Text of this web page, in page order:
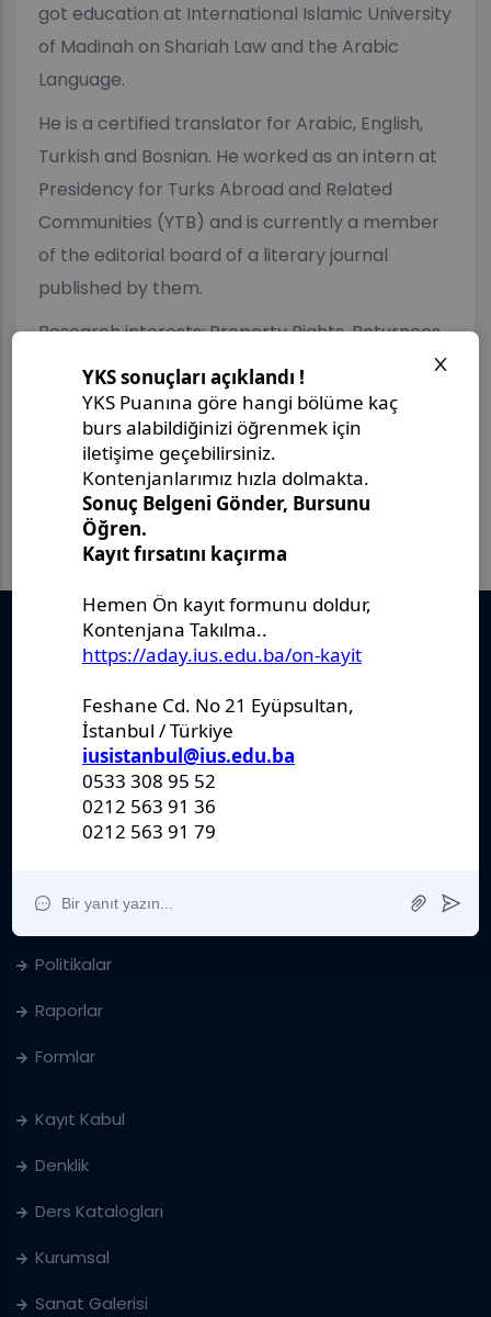
got education at International Islamic University
of Madinah on Shariah Law and the Arabic
Language.
He is a certified translator for Arabic, English,
Turkish and Bosnian. He worked as an intern at
Presidency for Turks Abroad and Related
Communities (YTB) and is currently a member
of the editorial board of a literary journal
published by them.
Research interests: Property Rights, Returnees,
Comparative Law.
Önemli Belgeler
Stratejik Plan
IUS Statüs
Yönetmelikler
Kararlar
Politikalar
Raporlar
Formlar
Kayıt Kabul
Denklik
Ders Katalogları
Kurumsal
Sanat Galerisi